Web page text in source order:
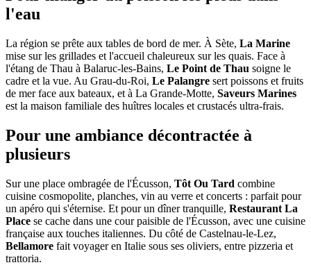
l'eau
La région se prête aux tables de bord de mer. À Sète, La Marine
mise sur les grillades et l'accueil chaleureux sur les quais. Face à
l'étang de Thau à Balaruc-les-Bains, Le Point de Thau soigne le
cadre et la vue. Au Grau-du-Roi, Le Palangre sert poissons et fruits
de mer face aux bateaux, et à La Grande-Motte, Saveurs Marines
est la maison familiale des huîtres locales et crustacés ultra-frais.
Pour une ambiance décontractée à
plusieurs
Sur une place ombragée de l'Écusson, Tôt Ou Tard combine
cuisine cosmopolite, planches, vin au verre et concerts : parfait pour
un apéro qui s'éternise. Et pour un dîner tranquille, Restaurant La
Place se cache dans une cour paisible de l'Écusson, avec une cuisine
française aux touches italiennes. Du côté de Castelnau-le-Lez,
Bellamore fait voyager en Italie sous ses oliviers, entre pizzeria et
trattoria.